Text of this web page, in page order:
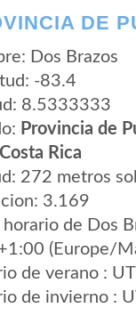
DE
Dos Brazos
-83.4
8.5333333
Provincia de
Costa Rica
272 metros
3.169
horario de Dos
(Europe/
de verano :
de invierno :